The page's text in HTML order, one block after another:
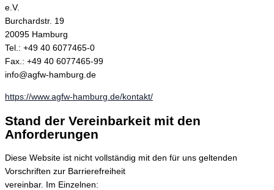
e.V.
Burchardstr. 19
20095 Hamburg
Tel.: +49 40 6077465-0
Fax.: +49 40 6077465-99
info@agfw-hamburg.de
https://www.agfw-hamburg.de/kontakt/
Stand der Vereinbarkeit mit den
Anforderungen
Diese Website ist nicht vollständig mit den für uns geltenden
Vorschriften zur Barrierefreiheit
vereinbar. Im Einzelnen: